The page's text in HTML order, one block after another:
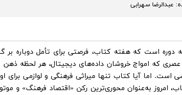
عبدالرضا سهرابی
است که هفته کتاب، فرصتی برای تأمل دوباره
که امواج خروشان داده‌های دیجیتال، هر لحظه
است. اما آیا کتاب تنها میراثی فرهنگی و لوازمی
امروز به‌عنوان محوری‌ترین رکن «اقتصاد فرهنگ» و